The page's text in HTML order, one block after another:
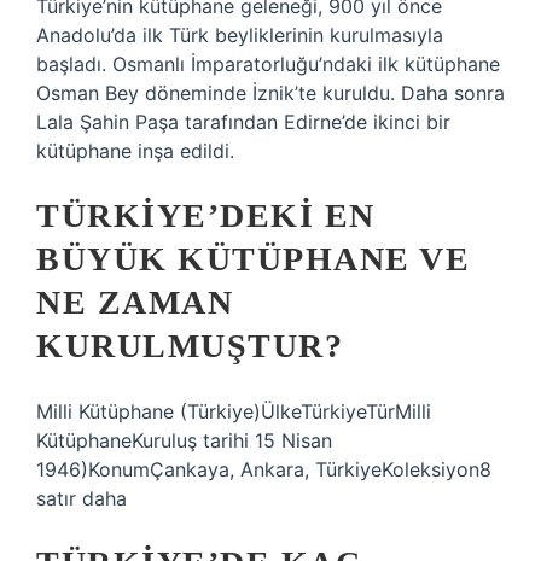
Türkiye’nin kütüphane geleneği, 900 yıl önce
Anadolu’da ilk Türk beyliklerinin kurulmasıyla
başladı. Osmanlı İmparatorluğu’ndaki ilk kütüphane
Osman Bey döneminde İznik’te kuruldu. Daha sonra
Lala Şahin Paşa tarafından Edirne’de ikinci bir
kütüphane inşa edildi.
TÜRKIYE’DEKI EN
BÜYÜK KÜTÜPHANE VE
NE ZAMAN
KURULMUŞTUR?
Milli Kütüphane (Türkiye)ÜlkeTürkiyeTürMilli
KütüphaneKuruluş tarihi 15 Nisan
1946)KonumÇankaya, Ankara, TürkiyeKoleksiyon8
satır daha